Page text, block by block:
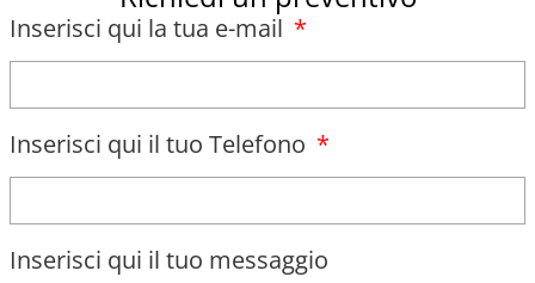
Inserisci qui la tua e-mail
Inserisci qui il tuo Telefono
Inserisci qui il tuo messaggio